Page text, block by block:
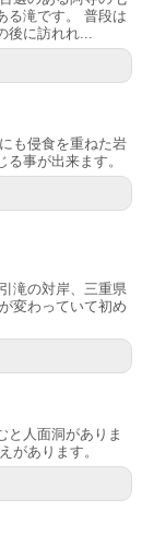
る滝です。 普段は
に訪れれ...
も侵食を重ねた岩
事が出来ます。
滝の対岸、三重県
変わっていて初め
と人面洞がありま
があります。